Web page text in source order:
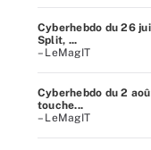
Cyberhebdo du 26
Split, ...
– LeMagIT
Cyberhebdo du 2
touche...
– LeMagIT